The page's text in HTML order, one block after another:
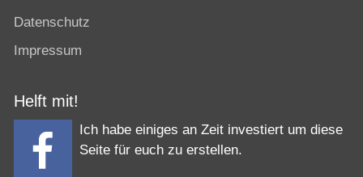
Datenschutz
Impressum
Helft mit!
Ich habe einiges an Zeit investiert um diese
Seite für euch zu erstellen.